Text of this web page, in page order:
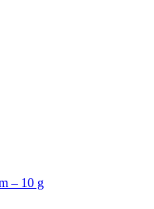
– 10 g